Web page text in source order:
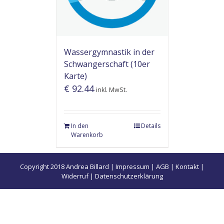
Wassergymnastik in der
Schwangerschaft (10er
Karte)
€ 92.44 inkl. MwSt.
In den
Warenkorb
Details
Copyright 2018 Andrea Billard | Impressum | AGB | Kontakt |
Widerruf| Datenschutzerklärung